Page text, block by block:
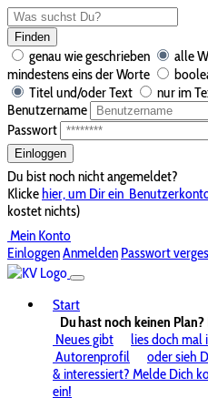
Finden
genau wie geschrieben
alle
mindestens eins der Worte
Titel und/oder Text
nur im
Benutzername
Passwort
Einloggen
Du bist noch nicht angemeldet?
Klickehier, um Dir ein
kostet nichts)
Mein Konto
EinloggenAnmelden Passwort
Start
Du hast noch keinen Plan?
Neues gibt
lies doch mal
Autorenprofil
oder sieh
& interessiert? Melde Dich
ein!